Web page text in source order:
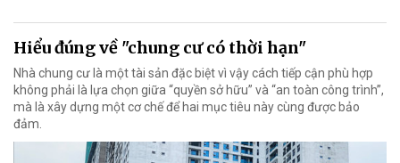
Hiểu đúng về "chung cư có thời hạn"
Nhà chung cư là một tài sản đặc biệt vì vậy cách tiếp cận phù hợp
không phải là lựa chọn giữa “quyền sở hữu” và “an toàn công trình”,
mà là xây dựng một cơ chế để hai mục tiêu này cùng được bảo
đảm.